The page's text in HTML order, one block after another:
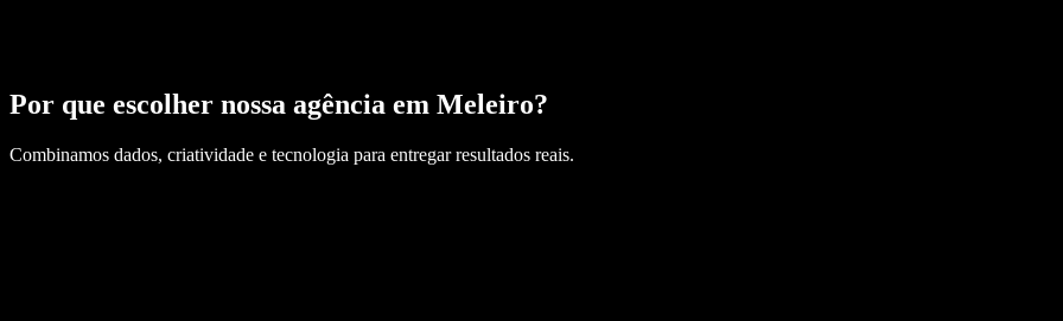
Por que escolher nossa agência em Meleiro?
Combinamos dados, criatividade e tecnologia para entregar resultados reais.